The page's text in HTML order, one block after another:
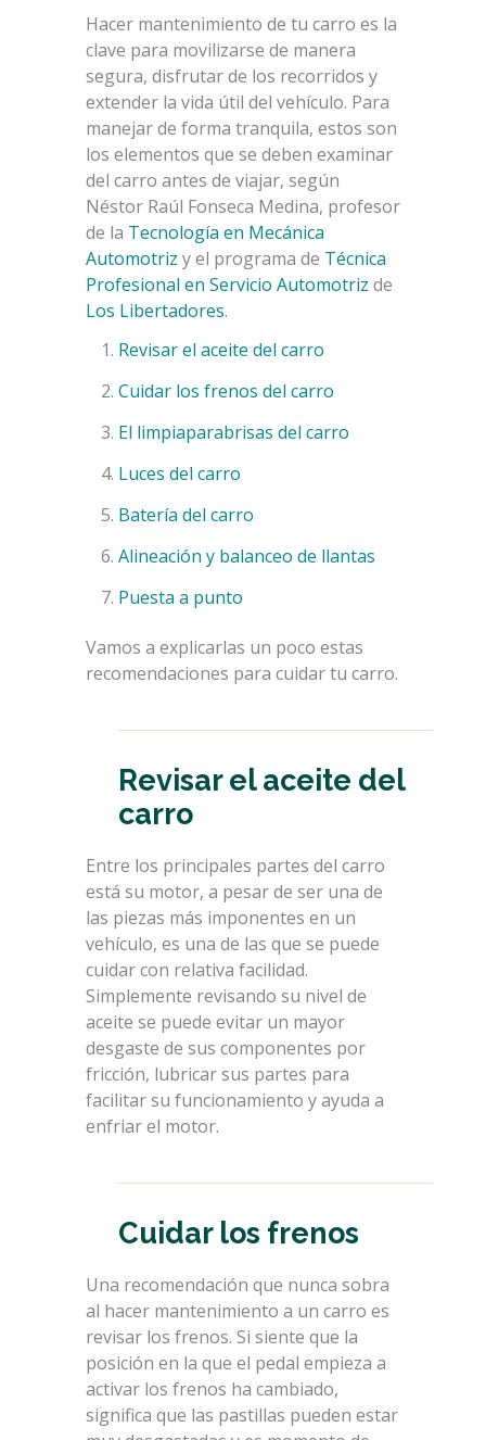
Hacer mantenimiento de tu carro es la
clave para movilizarse de manera
segura, disfrutar de los recorridos y
extender la vida útil del vehículo. Para
manejar de forma tranquila, estos son
los elementos que se deben examinar
del carro antes de viajar, según
Néstor Raúl Fonseca Medina, profesor
de la Tecnología en Mecánica
Automotriz y el programa de Técnica
Profesional en Servicio Automotriz de
Los Libertadores.
Revisar el aceite del carro
Cuidar los frenos del carro
El limpiaparabrisas del carro
Luces del carro
Batería del carro
Alineación y balanceo de llantas
Puesta a punto
Vamos a explicarlas un poco estas
recomendaciones para cuidar tu carro.
Revisar el aceite del
carro
Entre los principales partes del carro
está su motor, a pesar de ser una de
las piezas más imponentes en un
vehículo, es una de las que se puede
cuidar con relativa facilidad.
Simplemente revisando su nivel de
aceite se puede evitar un mayor
desgaste de sus componentes por
fricción, lubricar sus partes para
facilitar su funcionamiento y ayuda a
enfriar el motor.
Cuidar los frenos
Una recomendación que nunca sobra
al hacer mantenimiento a un carro es
revisar los frenos. Si siente que la
posición en la que el pedal empieza a
activar los frenos ha cambiado,
significa que las pastillas pueden estar